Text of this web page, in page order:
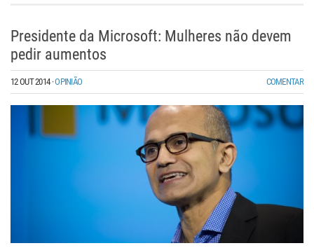
Presidente da Microsoft: Mulheres não devem
pedir aumentos
12 OUT 2014·OPINIÃO COMENTAR